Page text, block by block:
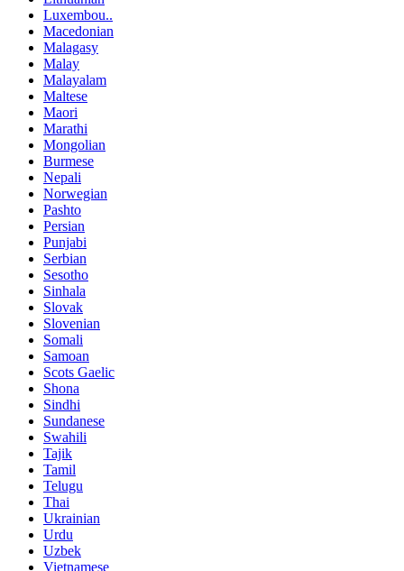
Luxembou..
Macedonian
Malagasy
Malay
Malayalam
Maltese
Maori
Marathi
Mongolian
Burmese
Nepali
Norwegian
Pashto
Persian
Punjabi
Serbian
Sesotho
Sinhala
Slovak
Slovenian
Somali
Samoan
Scots Gaelic
Shona
Sindhi
Sundanese
Swahili
Tajik
Tamil
Telugu
Thai
Ukrainian
Urdu
Uzbek
Vietnamese